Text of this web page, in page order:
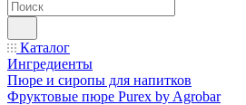
Каталог
Ингредиенты
Пюре и сиропы для напитков
Фруктовые пюре Purex by Agrobar